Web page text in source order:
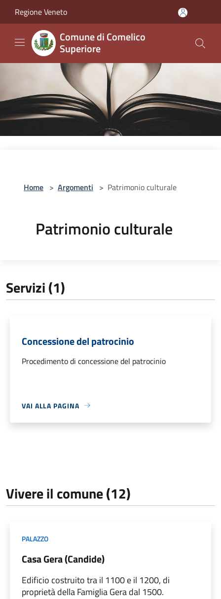
Regione Veneto
Comune di Comelico
Superiore
Home > Argomenti > Patrimonio culturale
Patrimonio culturale
Servizi (1)
Concessione del patrocinio
Procedimento di concessione del patrocinio
VAI ALLA PAGINA
Vivere il comune (12)
PALAZZO
Casa Gera (Candide)
Edificio costruito tra il 1100 e il 1200, di
proprietà della Famiglia Gera dal 1500.